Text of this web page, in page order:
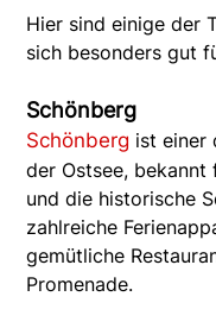
Hier sind einige der
sich besonders gut
Schönberg
Schönberg ist einer
der Ostsee, bekannt
und die historische
zahlreiche
gemütliche
Promenade.